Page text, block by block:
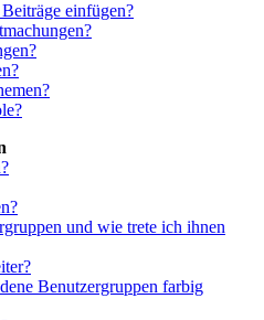
einfügen?
und wie trete ich ihnen
Benutzergruppen farbig